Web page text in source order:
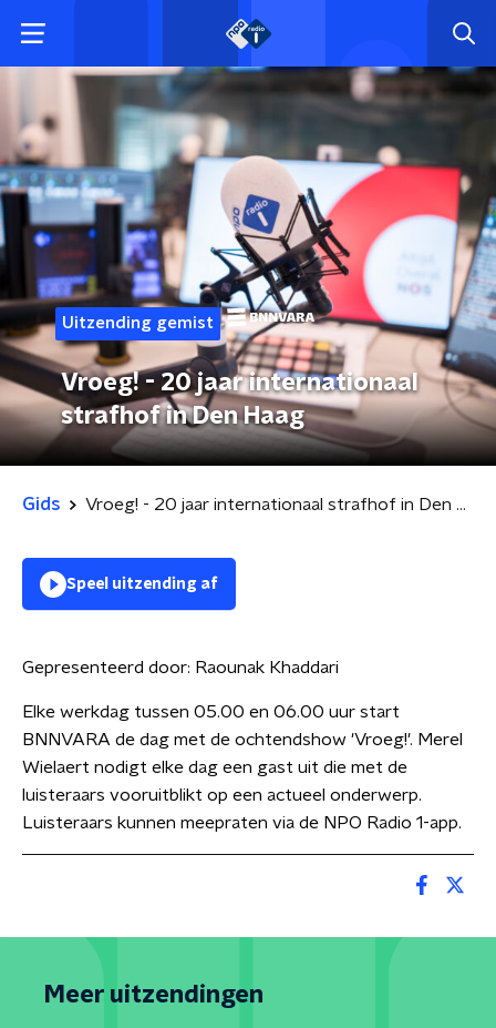
Uitzending gemist
Vroeg! - 20 jaar internationaal
strafhof in Den Haag
Gids Vroeg! - 20 jaar internationaal strafhof in Den Haag
Speel uitzending af
Gepresenteerd door: Raounak Khaddari
Elke werkdag tussen 05.00 en 06.00 uur start
BNNVARA de dag met de ochtendshow 'Vroeg!'. Merel
Wielaert nodigt elke dag een gast uit die met de
luisteraars vooruitblikt op een actueel onderwerp.
Luisteraars kunnen meepraten via de NPO Radio 1-app.
Meer uitzendingen